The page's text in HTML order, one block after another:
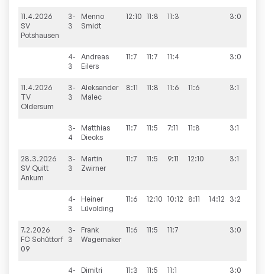
11.4.2026
SV
Potshausen
3-
3
Menno
Smidt
12:10 11:8 11:3 3:0
4-
3
Andreas
Eilers
11:7 11:7 11:4 3:0
11.4.2026
TV
Oldersum
3-
3
Aleksander
Malec
8:11 11:8 11:6 11:6 3:1
3-
4
Matthias
Diecks
11:7 11:5 7:11 11:8 3:1
28.3.2026
SV Quitt
Ankum
3-
3
Martin
Zwirner
11:7 11:5 9:11 12:10 3:1
4-
3
Heiner
Lüvolding
11:6 12:10 10:12 8:11 14:12 3:2
7.2.2026
FC Schüttorf
09
3-
3
Frank
Wagemaker
11:6 11:5 11:7 3:0
4-
Dimitri
11:3 11:5 11:1 3:0